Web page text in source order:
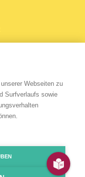
Webseiten zu
Surfverlaufs sowie